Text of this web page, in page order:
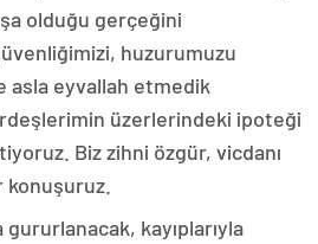
olduğu gerçeğini
huzurumuzu
asla eyvallah etmedik
üzerlerindeki ipoteği
Biz zihni özgür, vicdanı
gururlanacak, kayıplarıyla